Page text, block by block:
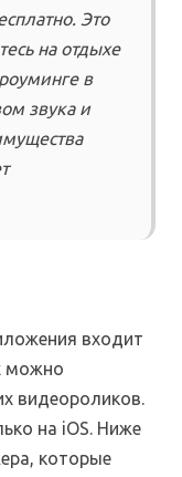
Это
на отдыхе
в
звука и
входит
можно
видеороликов.
на iOS. Ниже
которые